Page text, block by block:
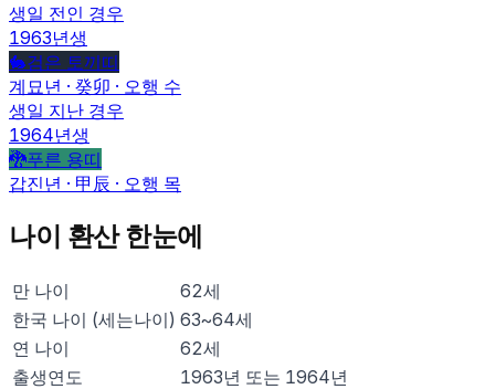
생일 전인 경우
1963년생
🐇검은 토끼띠
계묘 년 · 癸卯 · 오행 수
생일 지난 경우
1964년생
🐉푸른 용띠
갑진 년 · 甲辰 · 오행 목
나이 환산 한눈에
만 나이 62세
한국 나이 (세는나이) 63~64세
연 나이
62세
출생연도
1963년 또는 1964년